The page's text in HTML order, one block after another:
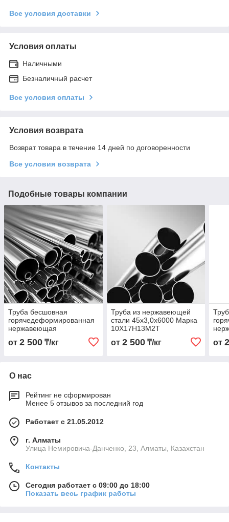
Все условия доставки
Условия оплаты
Наличными
Безналичный расчет
Все условия оплаты
Условия возврата
Возврат товара в течение 14 дней по договоренности
Все условия возврата
Подобные товары компании
Труба бесшовная
горячедеформированная
нержавеющая
18х3,0х6000 Марка
10Х17Н13М2Т
от 2 500 ₸/кг
Труба из нержавеющей
стали 45х3,0х6000 Марка
10Х17Н13М2Т
от 2 500₸/кг от
О нас
Рейтинг не сформирован
Менее 5 отзывов за последний год
Работает с 21.05.2012
г. Алматы
Улица Немировича-Данченко, 23, Алматы, Казахстан
Контакты
Сегодня работает с 09:00 до 18:00
Показать весь график работы